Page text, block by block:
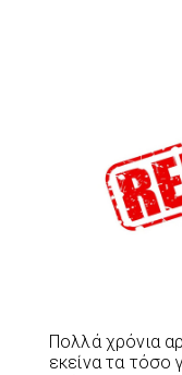
Πολλά χρόνια
εκείνα τα τόσο